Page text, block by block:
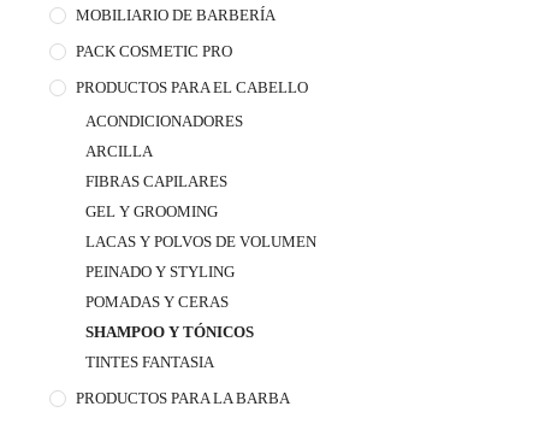
MOBILIARIO DE BARBERÍA
PACK COSMETIC PRO
PRODUCTOS PARA EL CABELLO
ACONDICIONADORES
ARCILLA
FIBRAS CAPILARES
GEL Y GROOMING
LACAS Y POLVOS DE VOLUMEN
PEINADO Y STYLING
POMADAS Y CERAS
SHAMPOO Y TÓNICOS
TINTES FANTASIA
PRODUCTOS PARA LA BARBA